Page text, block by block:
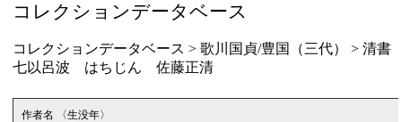
コレクションデータベース
コレクションデータベース > 歌川国貞/豊国（三代）
> 清書
七以呂波 はちじん 佐藤正清
作者名 〈生没年〉